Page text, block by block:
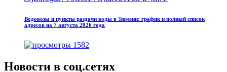
Водовозы и пункты раздачи воды в Тюмени: график и полный список
адресов на 7 августа 2026 года
1582
Новости в соц.сетях